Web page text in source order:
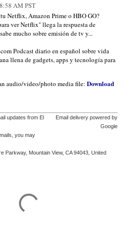
AM PST
tu Netflix, Amazon Prime o HBO GO?
ver Netflix" llega la respuesta de
mucho sobre emisión de tv y...
Podcast diario en español sobre vida
llena de gadgets, apps y tecnología para
audio/video/photo media file: Download
updates from El
you may
Email delivery powered by
Google
Parkway, Mountain View, CA 94043, United